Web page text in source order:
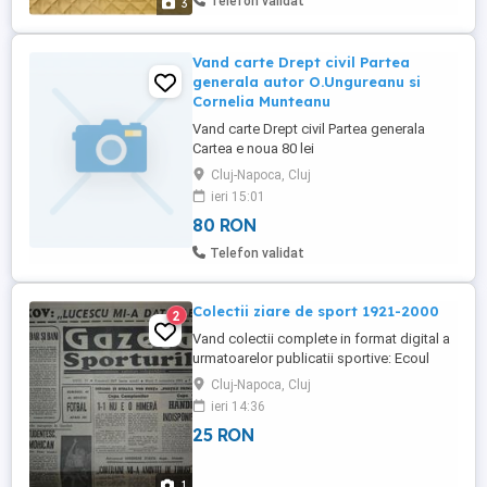
3
Vand carte Drept civil Partea
generala autor O.Ungureanu si
Cornelia Munteanu
Vand carte Drept civil Partea generala
Cartea e noua 80 lei
Cluj-Napoca, Cluj
ieri 15:01
80 RON
Telefon validat
2 Colectii ziare de sport 1921-2000
Vand colectii complete in format digital a
urmatoarelor publicatii sportive: Ecoul
sportiv 1921-1924; Gazeta Sporturilor
1924-1947, 1990-2000; Sportul popular
1945-1967; Sportul 1967-1989; Universul
sport 19381842; Revista Stadion Sport
Cluj-Napoca, Cluj
ieri 14:36
25 RON